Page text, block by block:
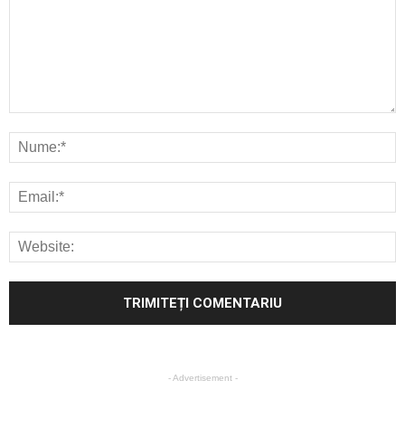
- Advertisement -